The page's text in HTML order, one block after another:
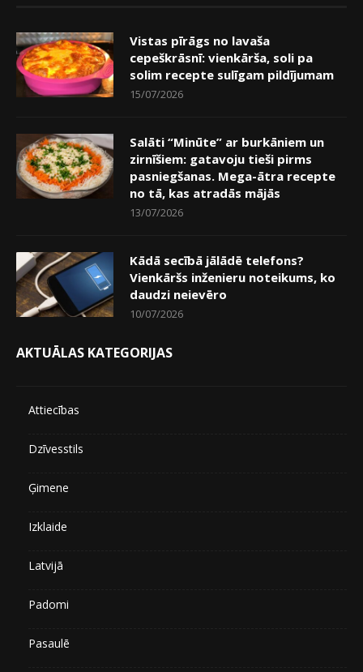
Vistas pīrāgs no lavaša
cepeškrāsnī: vienkārša, soli pa
solim recepte sulīgam pildījumam
15/07/2026
Salāti “Minūte” ar burkāniem un
zirnīšiem: gatavoju tieši pirms
pasniegšanas. Mega-ātra recepte
no tā, kas atradās mājās
13/07/2026
Kādā secībā jālādē telefons?
Vienkāršs inženieru noteikums, ko
daudzi neievēro
10/07/2026
AKTUĀLAS KATEGORIJAS
Attiecības
Dzīvesstils
Ģimene
Izklaide
Latvijā
Padomi
Pasaulē